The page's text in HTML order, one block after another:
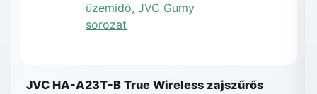
JVC HA-A23T-B True Wireless zajszűrős